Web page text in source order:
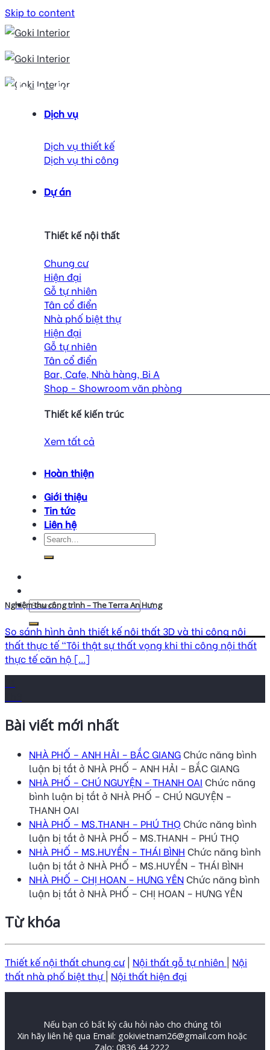
Skip to content
Dịch vụ
Dịch vụ thiết kế
Dịch vụ thi công
Dự án
Thiết kế nội thất
Chung cư
Hiện đại
Gỗ tự nhiên
Tân cổ điển
Nhà phố biệt thự
Hiện đại
Gỗ tự nhiên
Tân cổ điển
Bar, Cafe, Nhà hàng, Bi A
Shop - Showroom văn phòng
Thiết kế kiến trúc
Xem tất cả
Hoàn thiện
Giới thiệu
Tin tức
Liên hệ
the terra an hưng
Nghiệm thu công trình – The Terra An Hưng
So sánh hình ảnh thiết kế nội thất 3D và thi công nội
thất thực tế “Tôi thật sự thất vọng khi thi công nội thất
thực tế căn hộ [...]
Bài viết mới nhất
NHÀ PHỐ – ANH HẢI – BẮC GIANG Chức năng bình
luận bị tắtở NHÀ PHỐ – ANH HẢI – BẮC GIANG
NHÀ PHỐ – CHÚ NGUYỆN – THANH OAI Chức năng
bình luận bị tắtở NHÀ PHỐ – CHÚ NGUYỆN –
THANH OAI
NHÀ PHỐ – MS.THANH – PHÚ THỌ Chức năng bình
luận bị tắtở NHÀ PHỐ – MS.THANH – PHÚ THỌ
NHÀ PHỐ – MS.HUYỀN – THÁI BÌNH Chức năng bình
luận bị tắtở NHÀ PHỐ – MS.HUYỀN – THÁI BÌNH
NHÀ PHỐ – CHỊ HOAN – HƯNG YÊN Chức năng bình
luận bị tắtở NHÀ PHỐ – CHỊ HOAN – HƯNG YÊN
Từ khóa
Thiết kế nội thất chung cư| Nội thất gỗ tự nhiên | Nội
thất nhà phố biệt thự| Nội thất hiện đại
Nếu bạn có bất kỳ câu hỏi nào cho chúng tôi
Xin hãy liên hệ qua Email: gokivietnam26@gmail.com hoặc
Zalo: 0836 44 2222